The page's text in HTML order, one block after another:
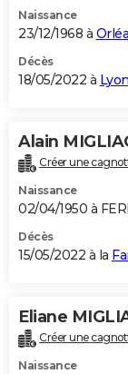
Naissance
23/12/1968 à
Décès
18/05/2022 à Lyon
Alain
Créer une
Naissance
02/04/1950 à
Décès
15/05/2022 à la
Eliane
Créer une
Naissance